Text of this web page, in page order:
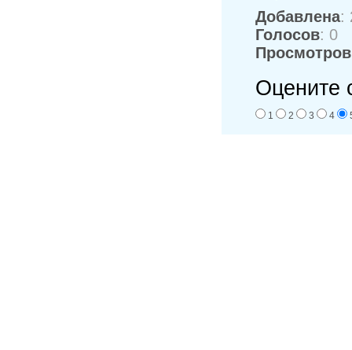
Добавлена:
Голосов: 0
Просмотров
Оцените
1 2 3 4